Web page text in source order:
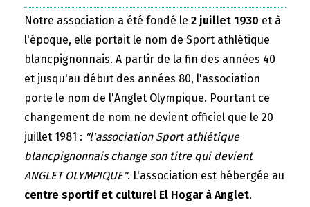
Notre association a été fondé le 2 juillet 1930 et à
l'époque, elle portait le nom de Sport athlétique
blancpignonnais. A partir de la fin des années 40
et jusqu'au début des années 80, l'association
porte le nom de l'Anglet Olympique. Pourtant ce
changement de nom ne devient officiel que le 20
juillet 1981 : "l'association Sport athlétique
blancpignonnais change son titre qui devient
ANGLET OLYMPIQUE". L'association est hébergée au
centre sportif et culturel El Hogar à Anglet.